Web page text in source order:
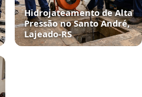
Hidrojateamento de Alta
Pressão no Santo André,
Lajeado‑RS